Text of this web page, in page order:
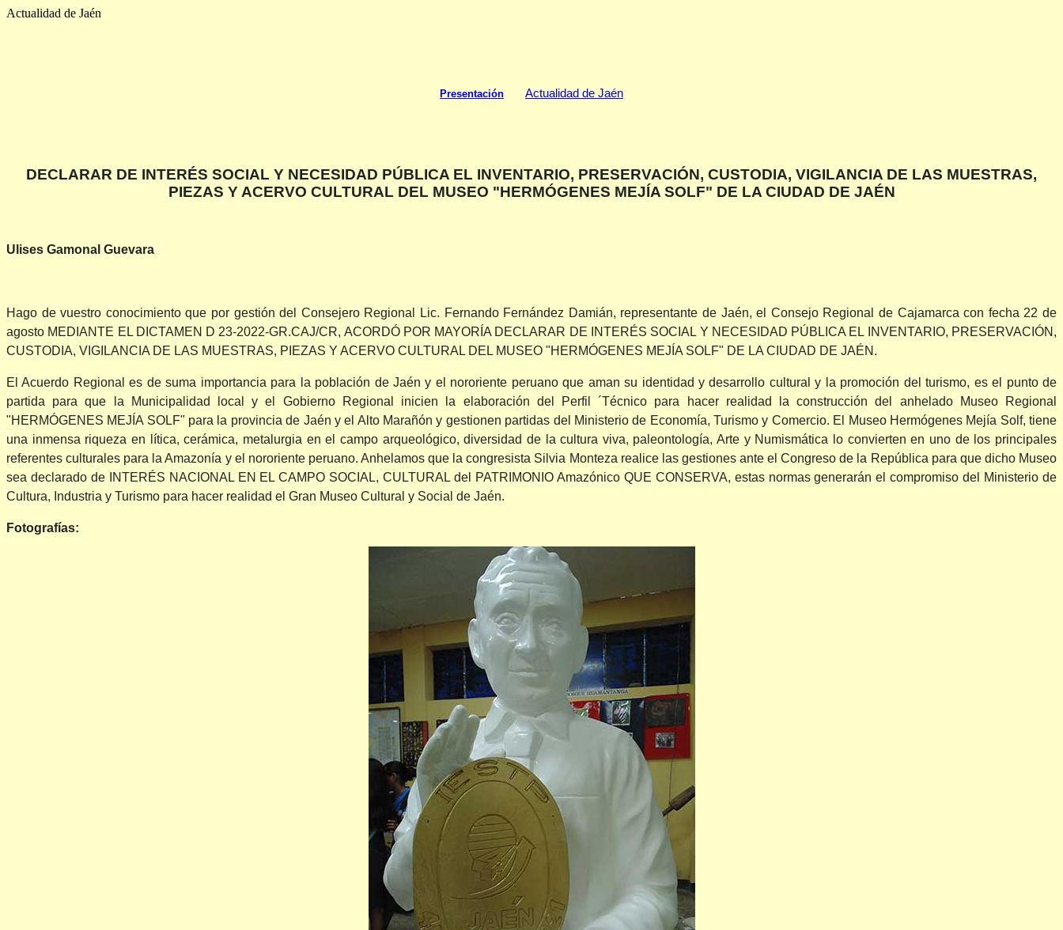
Actualidad de Jaén
Presentación Actualidad de Jaén
DECLARAR DE INTERÉS SOCIAL Y NECESIDAD PÚBLICA EL INVENTARIO, PRESERVACIÓN, CUSTODIA, VIGILANCIA DE LAS MUESTRAS,
PIEZAS Y ACERVO CULTURAL DEL MUSEO "HERMÓGENES MEJÍA SOLF" DE LA CIUDAD DE JAÉN
Ulises Gamonal Guevara
Hago de vuestro conocimiento que por gestión del Consejero Regional Lic. Fernando Fernández Damián, representante de Jaén, el Consejo Regional de Cajamarca con fecha 22 de
agosto MEDIANTE EL DICTAMEN D 23-2022-GR.CAJ/CR, ACORDÓ POR MAYORÍA DECLARAR DE INTERÉS SOCIAL Y NECESIDAD PÚBLICA EL INVENTARIO, PRESERVACIÓN,
CUSTODIA, VIGILANCIA DE LAS MUESTRAS, PIEZAS Y ACERVO CULTURAL DEL MUSEO "HERMÓGENES MEJÍA SOLF" DE LA CIUDAD DE JAÉN.
El Acuerdo Regional es de suma importancia para la población de Jaén y el nororiente peruano que aman su identidad y desarrollo cultural y la promoción del turismo, es el punto de
partida para que la Municipalidad local y el Gobierno Regional inicien la elaboración del Perfil ´Técnico para hacer realidad la construcción del anhelado Museo Regional
"HERMÓGENES MEJÍA SOLF" para la provincia de Jaén y el Alto Marañón y gestionen partidas del Ministerio de Economía, Turismo y Comercio. El Museo Hermógenes Mejía Solf, tiene
una inmensa riqueza en lítica, cerámica, metalurgia en el campo arqueológico, diversidad de la cultura viva, paleontología, Arte y Numismática lo convierten en uno de los principales
referentes culturales para la Amazonía y el nororiente peruano. Anhelamos que la congresista Silvia Monteza realice las gestiones ante el Congreso de la República para que dicho Museo
sea declarado de INTERÉS NACIONAL EN EL CAMPO SOCIAL, CULTURAL del PATRIMONIO Amazónico QUE CONSERVA, estas normas generarán el compromiso del Ministerio de
Cultura, Industria y Turismo para hacer realidad el Gran Museo Cultural y Social de Jaén.
Fotografías: